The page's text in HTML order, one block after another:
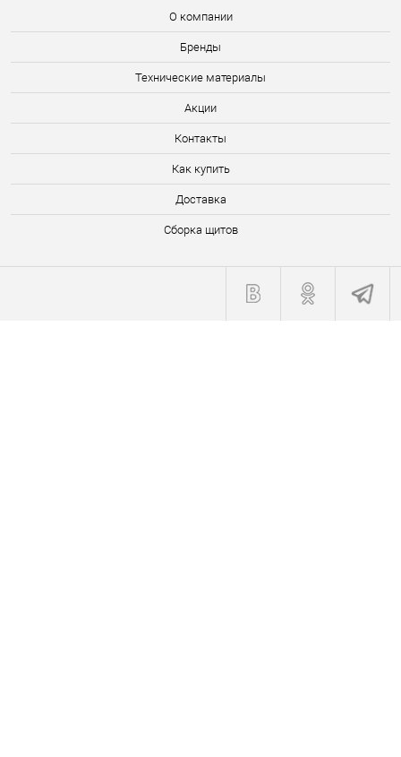
О компании
Бренды
Технические материалы
Акции
Контакты
Как купить
Доставка
Сборка щитов